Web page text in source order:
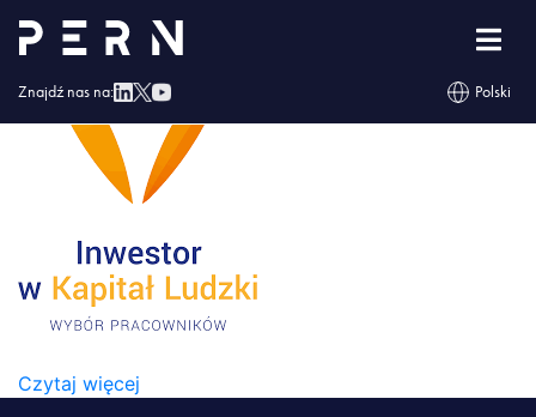
Znajdź nas na: Polski
pobrane (1)
Czytaj więcej